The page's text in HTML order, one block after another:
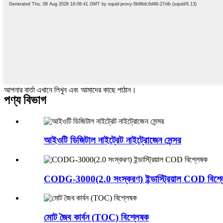
আপনার বার্তা এখানে লিখুন এবং আমাদের কাছে পাঠান।
পণ্য বিভাগ
আইওটি ডিজিটাল নাইট্রেট নাইট্রোজেন সেন্সর
CODG-3000(2.0 সংস্করণ) ইন্ডাস্ট্রিয়াল COD
মোট জৈব কার্বন (TOC) বিশ্লেষক